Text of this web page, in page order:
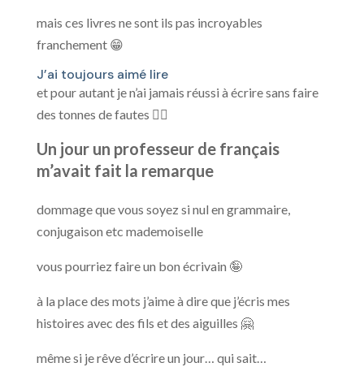
mais ces livres ne sont ils pas incroyables
franchement 😁
J’ai toujours aimé lire
et pour autant je n’ai jamais réussi à écrire sans faire
des tonnes de fautes 😶‍🌫️
Un jour un professeur de français
m’avait fait la remarque
dommage que vous soyez si nul en grammaire,
conjugaison etc mademoiselle
vous pourriez faire un bon écrivain 🤪
à la place des mots j’aime à dire que j’écris mes
histoires avec des fils et des aiguilles 🤗
même si je rêve d’écrire un jour… qui sait…